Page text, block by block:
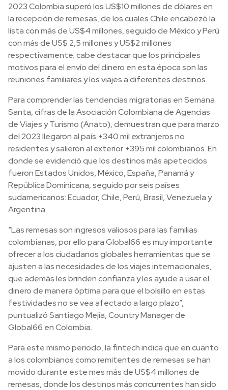
2023 Colombia superó los US$10 millones de dólares en
la recepción de remesas, de los cuales Chile encabezó la
lista con más de US$4 millones, seguido de México y Perú
con más de US$ 2,5 millones y US$2 millones
respectivamente; cabe destacar que los principales
motivos para el envío del dinero en esta época son las
reuniones familiares y los viajes a diferentes destinos.
Para comprender las tendencias migratorias en Semana
Santa, cifras de la Asociación Colombiana de Agencias
de Viajes y Turismo (Anato), demuestran que para marzo
del 2023 llegaron al país +340 mil extranjeros no
residentes y salieron al exterior +395 mil colombianos. En
donde se evidenció que los destinos más apetecidos
fueron Estados Unidos, México, España, Panamá y
República Dominicana, seguido por seis países
sudamericanos: Ecuador, Chile, Perú, Brasil, Venezuela y
Argentina.
“Las remesas son ingresos valiosos para las familias
colombianas, por ello para Global66 es muy importante
ofrecer a los ciudadanos globales herramientas que se
ajusten a las necesidades de los viajes internacionales,
que además les brinden confianza y les ayude a usar el
dinero de manera óptima para que el bolsillo en estas
festividades no se vea afectado a largo plazo”,
puntualizó Santiago Mejía, Country Manager de
Global66 en Colombia.
Para este mismo periodo, la fintech indica que en cuanto
a los colombianos como remitentes de remesas se han
movido durante este mes más de US$4 millones de
remesas, donde los destinos más concurrentes han sido